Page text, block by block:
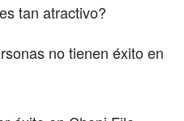
tan atractivo?
no tienen éxito en